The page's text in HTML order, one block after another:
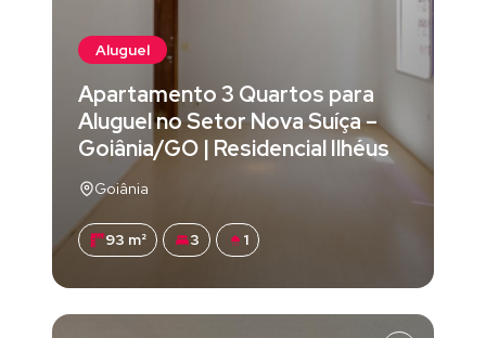
Aluguel
Apartamento 3 Quartos para
Aluguel no Setor Nova Suíça –
Goiânia/GO | Residencial Ilhéus
Goiânia
93 m² 3 1